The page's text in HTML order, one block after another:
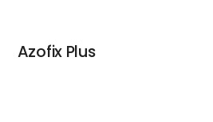
Azofix Plus